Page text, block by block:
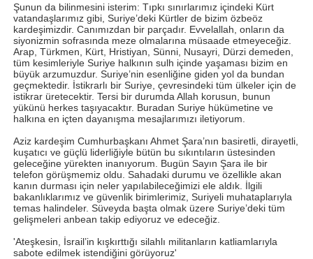
Şunun da bilinmesini isterim: Tıpkı sınırlarımız içindeki Kürt
vatandaşlarımız gibi, Suriye’deki Kürtler de bizim özbeöz
kardeşimizdir. Canımızdan bir parçadır. Evvelallah, onların da
siyonizmin sofrasında meze olmalarına müsaade etmeyeceğiz.
Arap, Türkmen, Kürt, Hristiyan, Sünni, Nusayri, Dürzi demeden,
tüm kesimleriyle Suriye halkının sulh içinde yaşaması bizim en
büyük arzumuzdur. Suriye’nin esenliğine giden yol da bundan
geçmektedir. İstikrarlı bir Suriye, çevresindeki tüm ülkeler için de
istikrar üretecektir. Tersi bir durumda Allah korusun, bunun
yükünü herkes taşıyacaktır. Buradan Suriye hükümetine ve
halkına en içten dayanışma mesajlarımızı iletiyorum.
Aziz kardeşim Cumhurbaşkanı Ahmet Şara’nın basiretli, dirayetli,
kuşatıcı ve güçlü liderliğiyle bütün bu sıkıntıların üstesinden
geleceğine yürekten inanıyorum. Bugün Sayın Şara ile bir
telefon görüşmemiz oldu. Sahadaki durumu ve özellikle akan
kanın durması için neler yapılabileceğimizi ele aldık. İlgili
bakanlıklarımız ve güvenlik birimlerimiz, Suriyeli muhataplarıyla
temas halindeler. Süveyda başta olmak üzere Suriye’deki tüm
gelişmeleri anbean takip ediyoruz ve edeceğiz.
'Ateşkesin, İsrail’in kışkırttığı silahlı militanların katliamlarıyla
sabote edilmek istendiğini görüyoruz'